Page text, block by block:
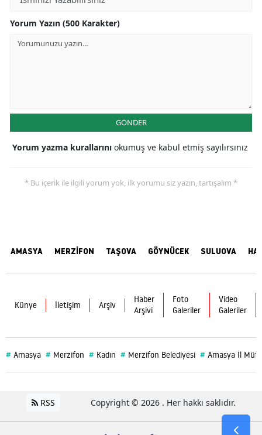
Yorum Yazın (500 Karakter)
GÖNDER
Yorum yazma kurallarını okumuş ve kabul etmiş sayılırsınız
* Bu içerik ile ilgili yorum yok, ilk yorumu siz yazın, tartışalım *
AMASYA MERZİFON TAŞOVA GÖYNÜCEK SULUOVA
Künye İletişim Arşiv
Haber
Arşivi
Foto
Galeriler
Video
Galeriler
# Amasya # Merzifon # Kadın # Merzifon Belediyesi # Amasya İl
RSS Copyright © 2026 . Her hakkı saklıdır.